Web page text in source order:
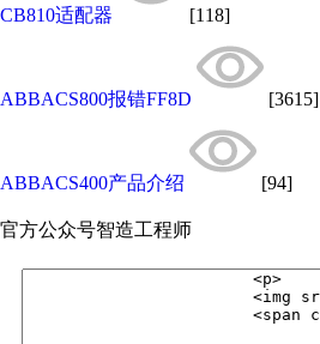
CB810适配器 [118]
ABBACS800报错FF8D [3615]
ABBACS400产品介绍 [94]
官方公众号智造工程师